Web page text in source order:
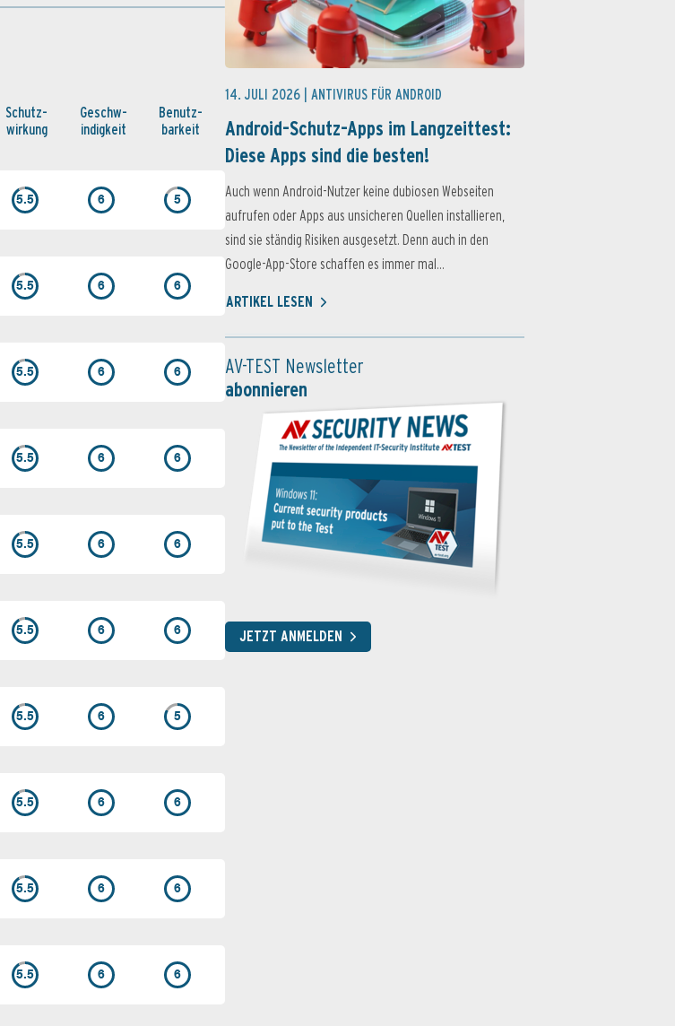
Schutz­
wirkung
Geschw­
indigkeit
Benutz­
barkeit
5.5 6 5
5.5 6 6
5.5 6 6
5.5 6 6
5.5 6 6
5.5 6 6
5.5 6 5
5.5 6 6
5.5 6 6
5.5 6 6
14. JULI 2026 | ANTIVIRUS FÜR ANDROID
Android-Schutz-Apps im Langzeittest:
Diese Apps sind die besten!
Auch wenn Android-Nutzer keine dubiosen Webseiten
aufrufen oder Apps aus unsicheren Quellen installieren,
sind sie ständig Risiken ausgesetzt. Denn auch in den
Google-App-Store schaffen es immer mal...
ARTIKEL LESEN
AV-TEST Newsletter
abonnieren
JETZT ANMELDEN